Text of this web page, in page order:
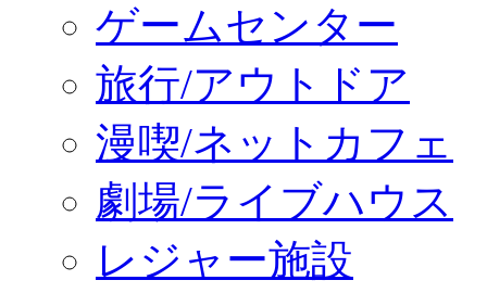
ゲームセンター
旅行/アウトドア
漫喫/ネットカフェ
劇場/ライブハウス
レジャー施設